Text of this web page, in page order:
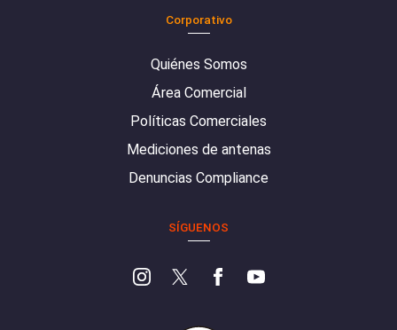
Corporativo
Quiénes Somos
Área Comercial
Políticas Comerciales
Mediciones de antenas
Denuncias Compliance
SÍGUENOS